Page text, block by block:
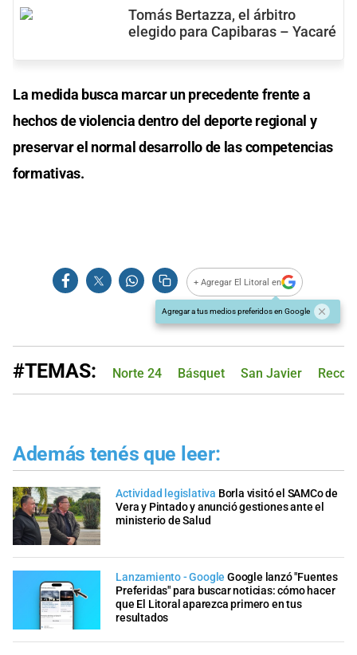
Tomás Bertazza, el árbitro
elegido para Capibaras – Yacaré
La medida busca marcar un precedente frente a
hechos de violencia dentro del deporte regional y
preservar el normal desarrollo de las competencias
formativas.
+ Agregar El Litoral en
Agregar a tus medios preferidos en Google
#TEMAS: Norte 24 Básquet San Javier
Además tenés que leer:
Actividad legislativa Borla visitó el SAMCo de
Vera y Pintado y anunció gestiones ante el
ministerio de Salud
Lanzamiento - Google Google lanzó "Fuentes
Preferidas" para buscar noticias: cómo hacer
que El Litoral aparezca primero en tus
resultados